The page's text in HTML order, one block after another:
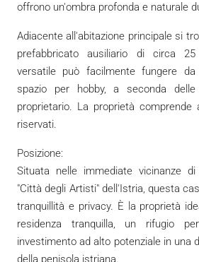
offrono un'ombra profonda e naturale
Adiacente all'abitazione principale si
prefabbricato ausiliario di circa
versatile può facilmente fungere
spazio per hobby, a seconda
proprietario. La proprietà
riservati.
Posizione:
Situata nelle immediate vicinanze
"Città degli Artisti" dell'Istria, questa
tranquillità e privacy. È la proprietà
residenza tranquilla, un rifugio
investimento ad alto potenziale in una
della penisola istriana.